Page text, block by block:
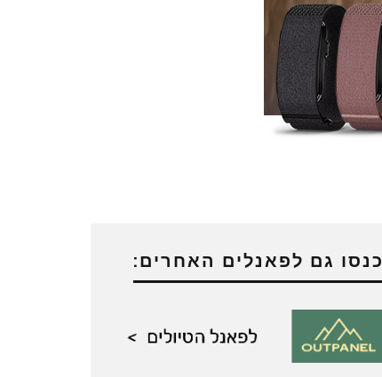
כנסו גם לפאנלים האחרים: